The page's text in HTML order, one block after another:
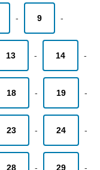
- 9 -
13 - 14 -
18 - 19 -
23 - 24 -
28 - 29 -